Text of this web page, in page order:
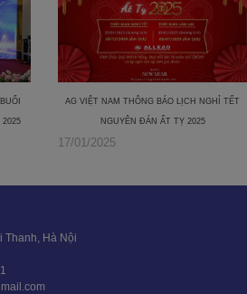
2025
AG VIỆT NAM THÔNG BÁO LỊCH NGHỈ TẾT
NGUYÊN ĐÁN ẤT TỴ 2025
17/01/2025
Thanh, Hà Nội